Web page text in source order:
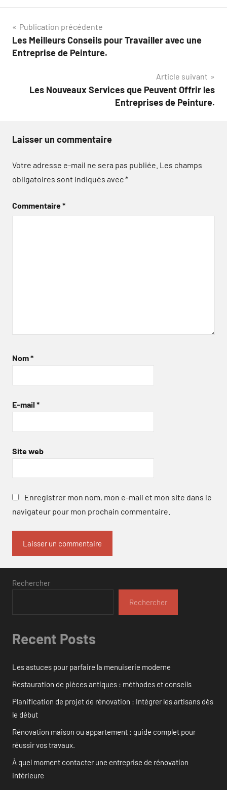
Navigation
de
Publication précédente
Les Meilleurs Conseils pour Travailler avec une
Entreprise de Peinture.
Article suivant
Les Nouveaux Services que Peuvent Offrir les
Entreprises de Peinture.
Laisser un commentaire
Votre adresse e-mail ne sera pas publiée. Les champs
obligatoires sont indiqués avec*
Commentaire*
Nom*
E-mail *
Site web
Enregistrer mon nom, mon e-mail et mon site dans le
navigateur pour mon prochain commentaire.
Rechercher
Rechercher
Recent Posts
Les astuces pour parfaire la menuiserie moderne
Restauration de pièces antiques : méthodes et conseils
Planification de projet de rénovation : Intégrer les artisans dès
le début
Rénovation maison ou appartement : guide complet pour
réussir vos travaux.
À quel moment contacter une entreprise de rénovation
intérieure